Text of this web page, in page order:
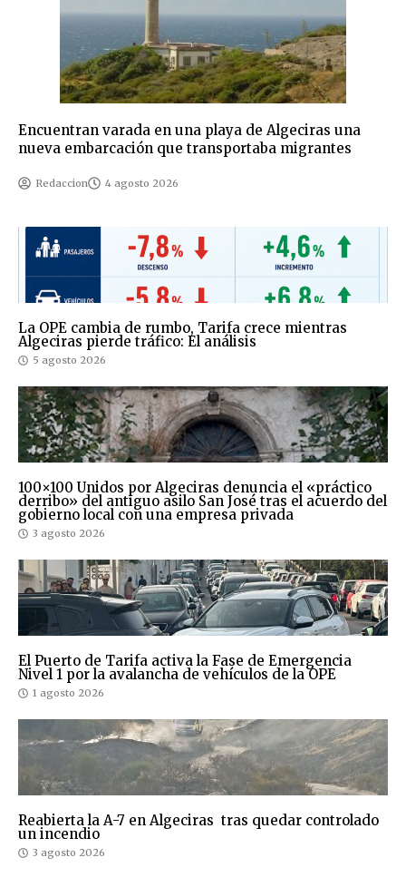
Encuentran varada en una playa de Algeciras una
nueva embarcación que transportaba migrantes
Redaccion 4 agosto 2026
La OPE cambia de rumbo, Tarifa crece mientras
Algeciras pierde tráfico: El análisis
5 agosto 2026
100×100 Unidos por Algeciras denuncia el «práctico
derribo» del antiguo asilo San José tras el acuerdo del
gobierno local con una empresa privada
3 agosto 2026
El Puerto de Tarifa activa la Fase de Emergencia
Nivel 1 por la avalancha de vehículos de la OPE
1 agosto 2026
Reabierta la A-7 en Algeciras tras quedar controlado
un incendio
3 agosto 2026